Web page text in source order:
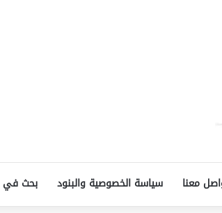
معنا سياسة الخصوصية والبنود بحث في